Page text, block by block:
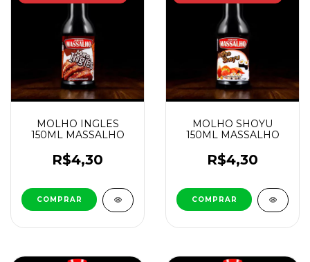
MOLHO INGLES
150ML MASSALHO
R$4,30
MOLHO SHOYU
150ML MASSALHO
R$4,30